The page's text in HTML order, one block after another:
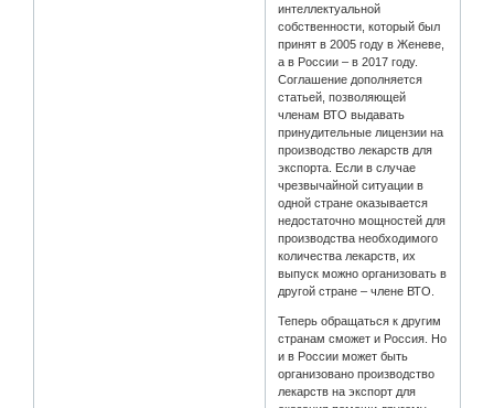
интеллектуальной
собственности, который был
принят в 2005 году в Женеве,
а в России – в 2017 году.
Соглашение дополняется
статьей, позволяющей
членам ВТО выдавать
принудительные лицензии на
производство лекарств для
экспорта. Если в случае
чрезвычайной ситуации в
одной стране оказывается
недостаточно мощностей для
производства необходимого
количества лекарств, их
выпуск можно организовать в
другой стране – члене ВТО.
Теперь обращаться к другим
странам сможет и Россия. Но
и в России может быть
организовано производство
лекарств на экспорт для